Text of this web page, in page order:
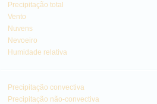
Precipitação total
Vento
Nuvens
Nevoeiro
Humidade relativa
Precipitação convectiva
Precipitação não-convectiva